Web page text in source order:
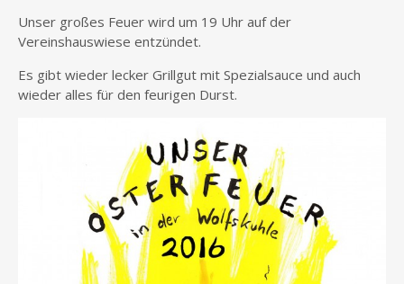
Unser großes Feuer wird um 19 Uhr auf der
Vereinshauswiese entzündet.
Es gibt wieder lecker Grillgut mit Spezialsauce und auch
wieder alles für den feurigen Durst.